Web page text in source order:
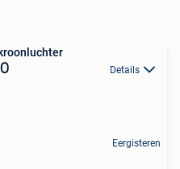
Details
Eergisteren